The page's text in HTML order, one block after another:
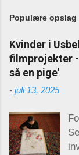
Populære opslag
Kvinder i
filmprojekter
så en pige'
- juli 13, 2025